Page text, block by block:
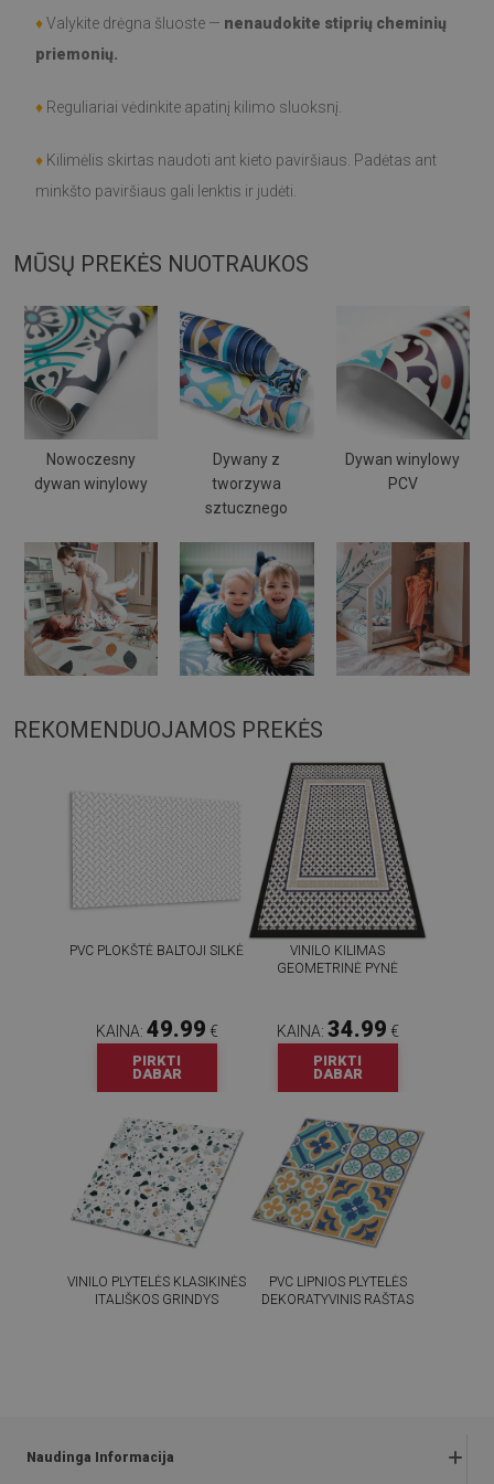
♦Valykite drėgna šluoste — nenaudokite stiprių cheminių
priemonių.
♦ Reguliariai vėdinkite apatinį kilimo sluoksnį.
♦ Kilimėlis skirtas naudoti ant kieto paviršiaus. Padėtas ant
minkšto paviršiaus gali lenktis ir judėti.
MŪSŲ PREKĖS NUOTRAUKOS
Nowoczesny
dywan winylowy
Dywany z
tworzywa
sztucznego
Dywan winylowy
PCV
REKOMENDUOJAMOS PREKĖS
PVC PLOKŠTĖ BALTOJI SILKĖ
KAINA: 49.99 €
PIRKTI
DABAR
VINILO KILIMAS
GEOMETRINĖ PYNĖ
KAINA: 34.99 €
PIRKTI
DABAR
VINILO PLYTELĖS KLASIKINĖS
ITALIŠKOS GRINDYS
PVC LIPNIOS PLYTELĖS
DEKORATYVINIS RAŠTAS
Naudinga Informacija